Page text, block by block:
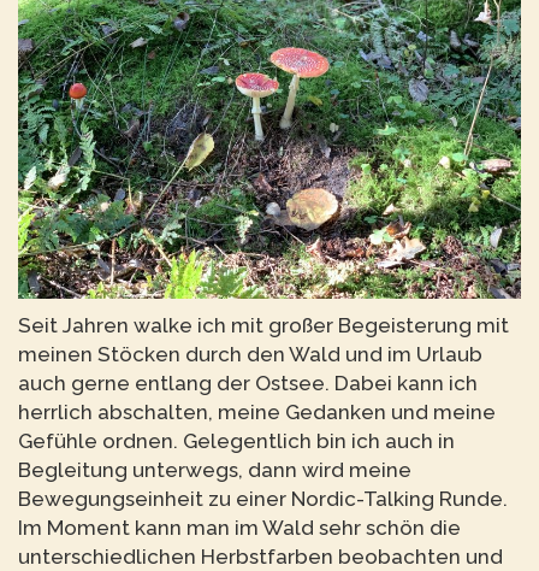
Seit Jahren walke ich mit großer Begeisterung mit
meinen Stöcken durch den Wald und im Urlaub
auch gerne entlang der Ostsee. Dabei kann ich
herrlich abschalten, meine Gedanken und meine
Gefühle ordnen. Gelegentlich bin ich auch in
Begleitung unterwegs, dann wird meine
Bewegungseinheit zu einer Nordic-Talking Runde.
Im Moment kann man im Wald sehr schön die
unterschiedlichen Herbstfarben beobachten und